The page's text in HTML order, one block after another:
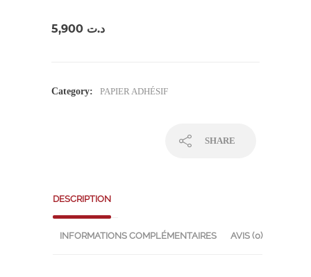
د.ت
Category: PAPIER ADHÉSIF
SHARE
DESCRIPTION
INFORMATIONS COMPLÉMENTAIRES AVIS (0)